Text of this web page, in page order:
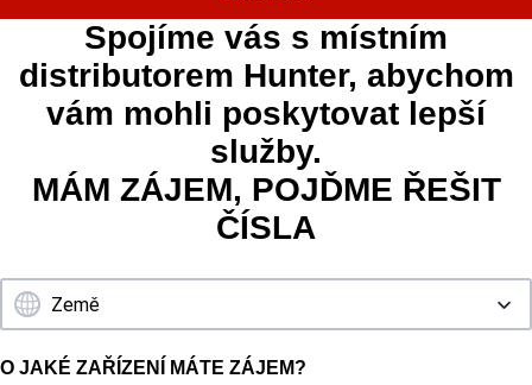
Spojíme vás s místním
distributorem Hunter, abychom
vám mohli poskytovat lepší
služby.
MÁM ZÁJEM, POJĎME ŘEŠIT
ČÍSLA
O JAKÉ ZAŘÍZENÍ MÁTE ZÁJEM?